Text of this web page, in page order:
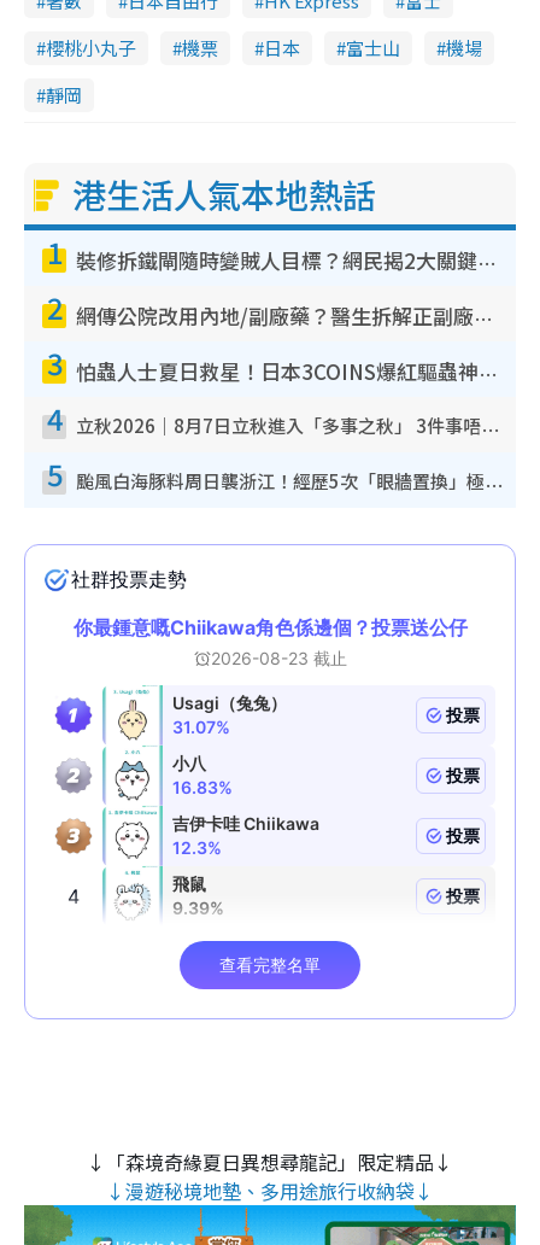
e
櫻桃小丸子
機票 日本 富士山
機場
靜岡
港生活人氣本地熱話
1 裝修拆鐵閘隨時變賊人目標？網民揭2大關鍵用途：裝新式等於白裝？附新舊鐵閘分別
2 網傳公院改用內地/副廠藥？醫生拆解正副廠分別 揭4類人換藥隨時出事
3 怕蟲人士夏日救星！日本3COINS爆紅驅蟲神器$45起 1招「全程免觸碰」輕鬆搞定小強
4 立秋2026｜8月7日立秋進入「多事之秋」 3件事唔做得！專家教6招開運 清枱頭／銀包納氣接好運
5 颱風白海豚料周日襲浙江！經歷5次「眼牆置換」極罕見 成登陸內地最長途颱風
↓「森境奇緣夏日異想尋龍記」限定精品↓
↓漫遊秘境地墊、多用途旅行收納袋↓